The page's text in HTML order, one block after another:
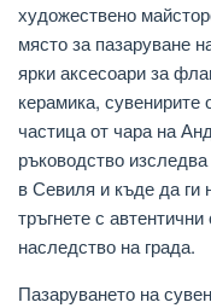
художествено
място за пазаруване
ярки аксесоари за
керамика, сувенирите
частица от чара на
ръководство
в Севиля и къде да ги
тръгнете с
наследство на града.
Пазаруването на